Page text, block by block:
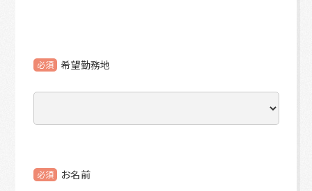
必須 希望勤務地
必須 お名前